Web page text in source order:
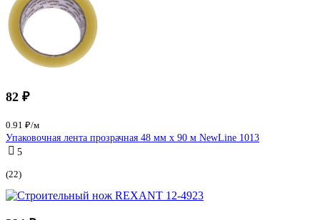
82 ₽
0.91 ₽/м
Упаковочная лента прозрачная 48 мм х 90 м NewLine 1013
5
(22)